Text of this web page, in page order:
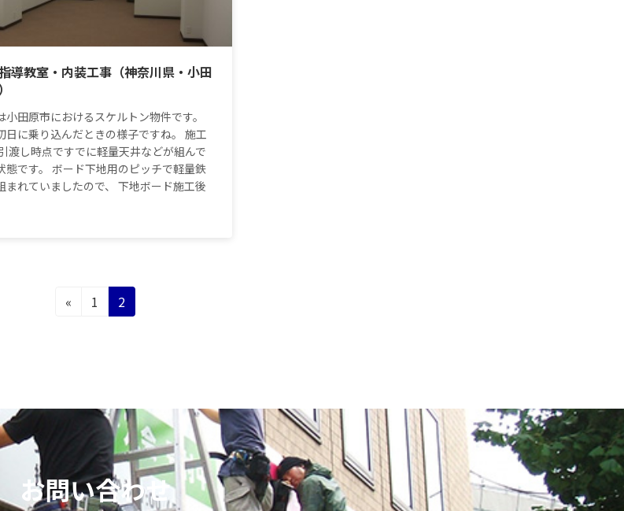
導教室・内装工事（神奈川県・小田
小田原市におけるスケルトン物件です。
日に乗り込んだときの様子ですね。 施工
渡し時点ですでに軽量天井などが組んで
態です。 ボード下地用のピッチで軽量鉄
まれていましたので、 下地ボード施工後
«
固
1
固
定
2
お問い合わせ